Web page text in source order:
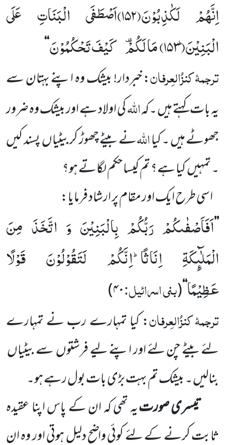
اِنَّهُمْ لَكٰذِبُوْنَ(۱۵۲)اَصْطَفَى الْبَنَاتِ عَلَى
الْبَنِیْنَؕ(۱۵۳) مَا لَكُمْ - كَیْفَ تَحْكُمُوْنَ‘‘
ترجمۂکنزُالعِرفان: خبردار! بیشک وہ اپنے بہتان سے
یہ بات کہتے ہیں ۔کہاللہکی اولاد ہے اور بیشک وہ ضرور
جھوٹےہیں ۔ کیااللہنے بیٹے چھوڑ کر بیٹیاںپسند کیں
۔ تمہیںکیا ہے؟تم کیسا حکم لگاتے ہو؟
اسی طرح ایک اور مقام پر ارشاد فرمایا:
’’اَفَاَصْفٰىكُمْ رَبُّكُمْ بِالْبَنِیْنَ وَ اتَّخَذَ مِنَ
الْمَلٰٓىٕكَةِ اِنَاثًاؕ-اِنَّكُمْ لَتَقُوْلُوْنَ قَوْلًا
عَظِیْمًا‘‘
(بنی اسرائیل:۴۰)
ترجمۂکنزُالعِرفان: کیا تمہارے رب نے تمہارے
لئےبیٹے چن لئے اور اپنے لیے فرشتوںسے بیٹیاں
بنالیں ۔ بیشکتم بہت بڑی بات بول رہے ہو۔
تیسری صورتیہ تھی کہ ان کے پاس اپنا عقیدہ
ثابت کرنے کے لئے کوئی واضح دلیل ہوتی اور وہ ان